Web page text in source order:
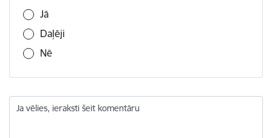
Jā
Daļēji
Nē
Ja vēlies, ieraksti šeit komentāru